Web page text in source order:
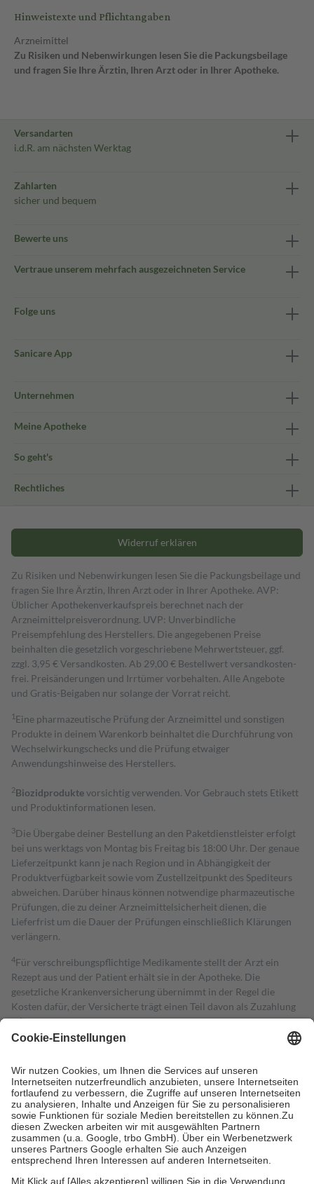
Hinweistexte und Pflichtangaben
Arzneimittel
Zu Risiken und Nebenwirkungen lesen Sie die Packungsbeilage
und fragen Sie Ihre Ärztin, Ihren Arzt oder in Ihrer Apotheke.
Versandarten
i.d.R. am nächsten Werktag
Zahlarten
sicher und bequem
Bewerte uns
Vertraue unserem mehrfach ausgezeichneten Service
Folge uns
Sanicare App
Unternehmen
Meine Apotheke
So geht's
Rechtliches
Widerruf erklären
Zu Risiken und Nebenwirkungen lesen Sie die Packungsbeilage und
fragen Sie Ihre Ärztin, Ihren Arzt oder in Ihrer Apotheke. AVP:
Üblicher Apothekenverkaufspreis berechnet nach der
Arzneimittelpreisverordnung. UVP: Unverbindliche
Preisempfehlung des Herstellers. Die angegebenen Preise
beinhalten die gesetzlich vorgeschriebene Mehrwertsteuer, ggf.
zzgl. 3,95 € Versandkosten. Ab 29,00 € Bestell­wert versand­kosten­
frei. Preisänderungen und Irrtümer vorbehalten. Alle Angebote
und Gratis-Beigaben nur solange der Vorrat reicht.
1 Eine pharmazeutische Prüfung der Arzneimittel und sonstigen
Produkte in deinem Warenkorb beinhaltet die Durchführung von
Wechselwirkungschecks und die Prüfung etwaiger
Anwendungshinweise des Herstellers.
2Biozidproduktevorsichtig verwenden. Vor Gebrauch stets Etikett
und Produktinformationen lesen.
3Die Übergabe deiner Bestellung an den Paketdienstleister erfolgt
bei uns werktags von Montag bis Freitag bis 18:00 Uhr. Der genaue
Lieferzeitpunkt kann je nach Region und in Abhängigkeit der
Produktverfügbarkeit sowie vom Zustellzeitpunkt des Spediteurs
abweichen. Darüber hinaus können notwendige pharmazeutische
Prüfungen, die zu deiner Arzneimittelsicherheit dienen, die
Lieferfrist um die Dauer der Prüfungen einschließlich Klärungen
verlängern.
4Für verschreibungspflichtige Medikamente stellt der Arzt ein
Rezept aus und der Patient erhält sie in der Apotheke. Die
gesetzliche Krankenversicherung übernimmt in der Regel die
Kosten dafür, der Versicherte trägt einen Teil davon als Zuzahlung
mit.
Grundsätzlich leisten Mitglieder Zuzahlungen in Höhe von zehn
höchstens zehn Euro.
Es sind jedoch nie mehr als die tatsächlichen
Kosten der Leistung zu entrichten.
Diese Regeln gelten grundsätzlich auch für Online-Apotheken.
Bei Heilmitteln und häuslicher Krankenpflege beträgt die
Zuzahlung zehn Prozent der Kosten sowie zehn Euro je
Verordnung.
Um das Engagement der Versicherten für ihre eigene Gesundheit zu
stärken und die besondere Stellung der Familie zu unterstützen,